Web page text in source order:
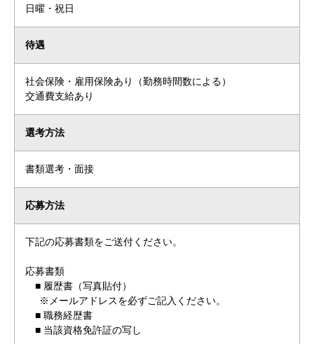
日曜・祝日
待遇
社会保険・雇用保険あり（勤務時間数による）
交通費支給あり
選考方法
書類選考・面接
応募方法
下記の応募書類をご送付ください。
応募書類
■ 履歴書（写真貼付）
※メールアドレスを必ずご記入ください。
■ 職務経歴書
■ 当該資格免許証の写し